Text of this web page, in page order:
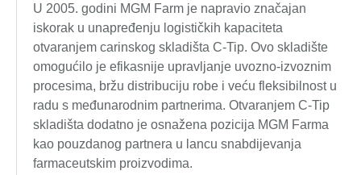
U 2005. godini MGM Farm je napravio značajan
iskorak u unapređenju logističkih kapaciteta
otvaranjem carinskog skladišta C-Tip. Ovo skladište
omogućilo je efikasnije upravljanje uvozno-izvoznim
procesima, bržu distribuciju robe i veću fleksibilnost u
radu s međunarodnim partnerima. Otvaranjem C-Tip
skladišta dodatno je osnažena pozicija MGM Farma
kao pouzdanog partnera u lancu snabdijevanja
farmaceutskim proizvodima.